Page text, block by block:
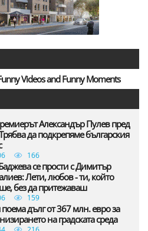
Videos and Funny Moments
Александър Пулев пред
да подкрепяме българския
166
се прости с Димитър
Лети, любов - ти, който
без да притежаваш
159
дълг от 367 млн. евро за
на градската среда